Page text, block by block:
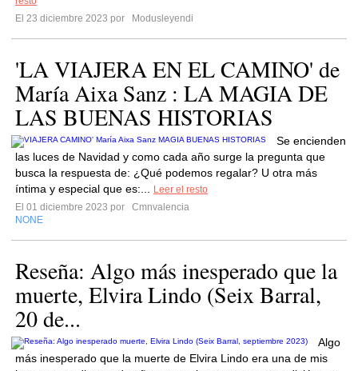
El 23 diciembre 2023 por
Modusleyendi
'LA VIAJERA EN EL CAMINO' de
María Aixa Sanz : LA MAGIA DE
LAS BUENAS HISTORIAS
Se encienden
las luces de Navidad y como cada año surge la pregunta que
busca la respuesta de: ¿Qué podemos regalar? U otra más
íntima y especial que es:...
Leer el resto
El 01 diciembre 2023 por
Cmnvalencia
NONE
Reseña: Algo más inesperado que la
muerte, Elvira Lindo (Seix Barral,
20 de...
Algo
más inesperado que la muerte de Elvira Lindo era una de mis